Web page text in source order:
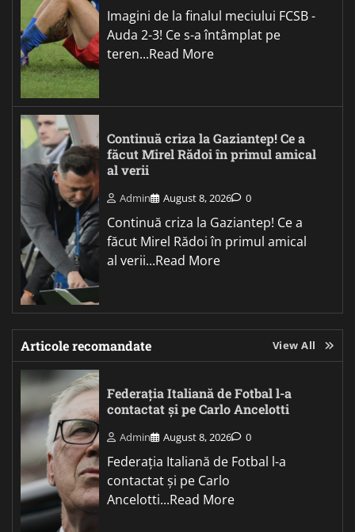
Imagini de la finalul meciului FCSB -
Auda 2-3! Ce s-a întâmplat pe
teren...Read More
Continuă criza la Gaziantep! Ce a
făcut Mirel Rădoi în primul amical
al verii
Admin August 8, 2026 0
Continuă criza la Gaziantep! Ce a
făcut Mirel Rădoi în primul amical
al verii...Read More
Articole recomandate View All
Federația Italiană de Fotbal l-a
contactat și pe Carlo Ancelotti
Admin August 8, 2026 0
Federația Italiană de Fotbal l-a
contactat și pe Carlo
Ancelotti...Read More